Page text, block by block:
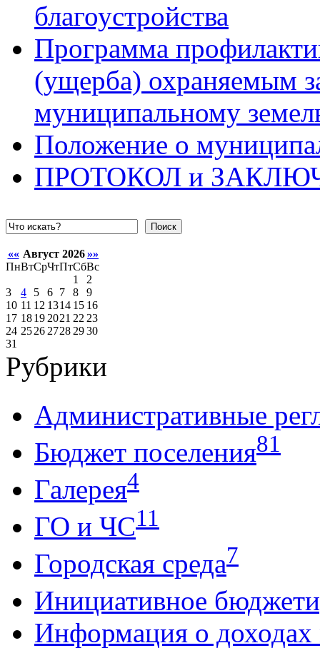
благоустройства
Программа
(ущерба) охраняемым
муниципальному
Положение о
ПРОТОКОЛ и
Поиск
«« Август 2026 »»
ПнВтСрЧтПтСбВс
1
2
3
4 5 6 7 8
9
10 11 12 1314 15 16
17 1819 2021 22 23
24 2526 2728 2930
31
Рубрики
Административные
Бюджет поселения81
Галерея4
ГО и ЧС11
Городская среда7
Инициативное
Информация о